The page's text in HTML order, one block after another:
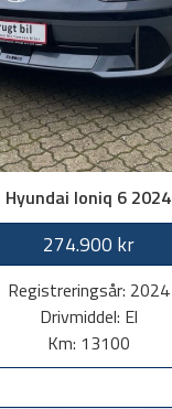
Hyundai Ioniq 6 2024
274.900 kr
Registreringsår: 2024
Drivmiddel: El
Km: 13100